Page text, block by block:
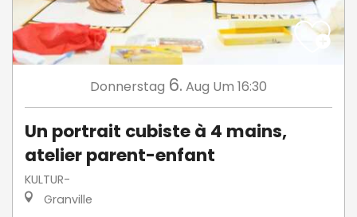
Donnerstag 6. Aug Um 16:30
Un portrait cubiste à 4 mains,
atelier parent-enfant
KULTUR-
Granville